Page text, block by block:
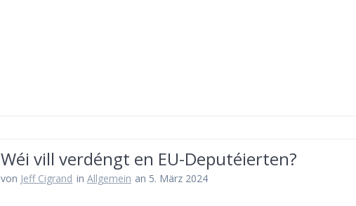
Wéi vill verdéngt en EU-Deputéierten?
von Jeff Cigrand in Allgemein an 5. März 2024